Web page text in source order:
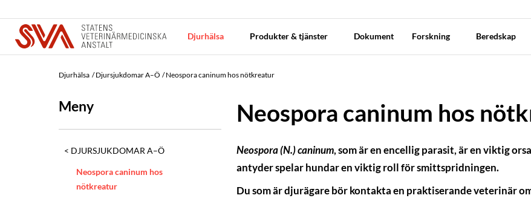
Djurhälsa Produkter & tjänster Dokument Forskning Beredskap
Djurhälsa Djursjukdomar A–Ö Neospora caninum hos nötkreatur
Meny
DJURSJUKDOMAR A–Ö
Neospora caninum hos
nötkreatur
Neospora caninum hos
Neospora (N.) caninum, som är en encellig parasit, är en viktig
antyder spelar hundar en viktig roll för smittspridningen.
Du som är djurägare bör kontakta en praktiserande veterinär